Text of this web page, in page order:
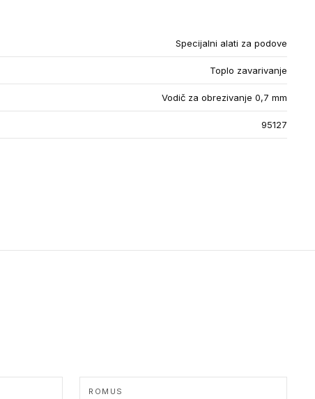
Specijalni alati za podove
Toplo zavarivanje
Vodič za obrezivanje 0,7 mm
95127
ROMUS